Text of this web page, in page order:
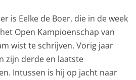
is Eelke de Boer, die in de week
Open Kampioenschap van
wist te schrijven. Vorig jaar
zijn derde en laatste
Intussen is hij op jacht naar